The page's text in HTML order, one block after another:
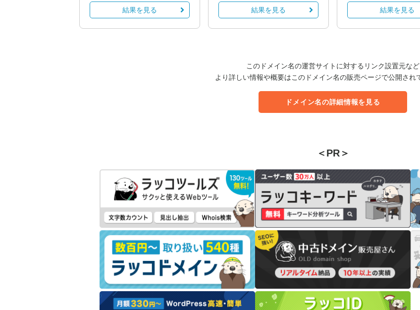
結果を見る 結果を見る 結果を見る
このドメイン名の運営サイトに対するリンク設置元など
より詳しい情報や概要はこのドメイン名の販売ページで公開され
ドメイン名の詳細情報を見る
＜PR＞